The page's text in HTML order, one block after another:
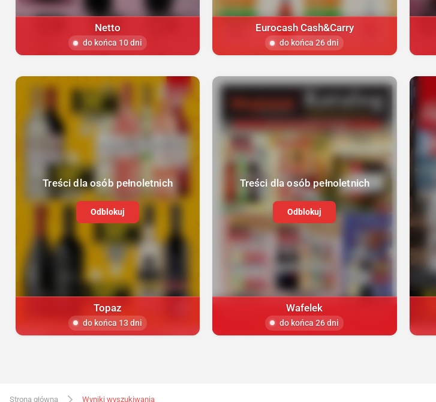
Netto
do końca 10 dni
Eurocash Cash&Carry
do końca 26 dni
Treści dla osób pełnoletnich
Odblokuj
Topaz
do końca 13 dni
Treści dla osób pełnoletnich
Odblokuj
Wafelek
do końca 26 dni
Strona główna Wyniki wyszukiwania